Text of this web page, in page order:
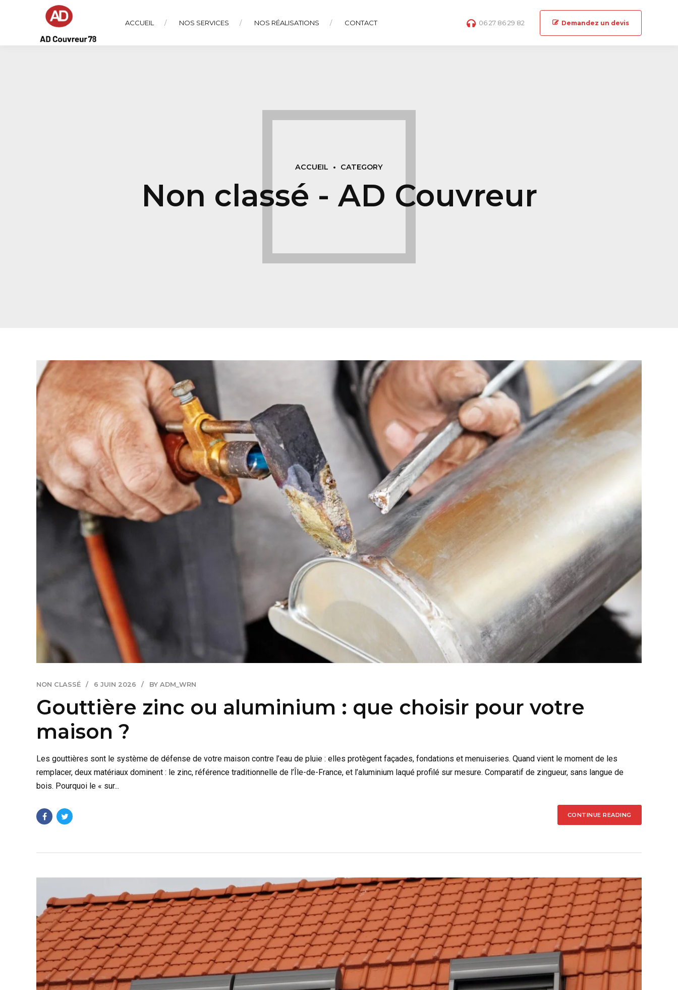
06 27 86 29 82 Demandez un devis
ACCUEIL NOS SERVICES NOS RÉALISATIONS CONTACT
ACCUEIL CATEGORY
Non classé - AD Couvreur
NON CLASSÉ 6 JUIN 2026 BY ADM_WRN
Gouttière zinc ou aluminium : que choisir pour votre
maison ?
Les gouttières sont le système de défense de votre maison contre l’eau de pluie : elles protègent façades, fondations et menuiseries. Quand vient le moment de les
remplacer, deux matériaux dominent : le zinc, référence traditionnelle de l’Île-de-France, et l’aluminium laqué profilé sur mesure. Comparatif de zingueur, sans langue de
bois. Pourquoi le « sur...
CONTINUE READING